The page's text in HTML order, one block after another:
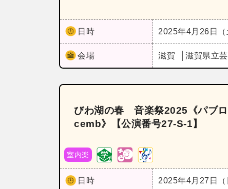
日時 2025年4月26日（
会場 滋賀 滋賀県立
びわ湖の春 音楽祭2025《パブ
cemb》【公演番号27‐S‐1】
室内楽
日時 2025年4月27日（